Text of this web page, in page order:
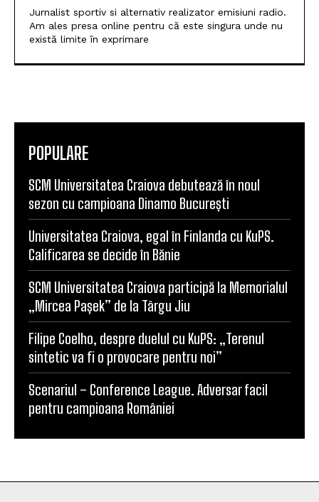
http://www.sportuldoljean.ro
Jurnalist sportiv si alternativ realizator emisiuni radio.
POPULARE
SCM Universitatea Craiova debutează în noul
sezon cu campioana Dinamo București
Universitatea Craiova, egal în Finlanda cu KuPS.
Calificarea se decide în Bănie
SCM Universitatea Craiova participă la Memorialul
„Mircea Pașek” de la Târgu Jiu
Filipe Coelho, despre duelul cu KuPS: „Terenul
sintetic va fi o provocare pentru noi”
Scenariul – Conference League. Adversar facil
pentru campioana României